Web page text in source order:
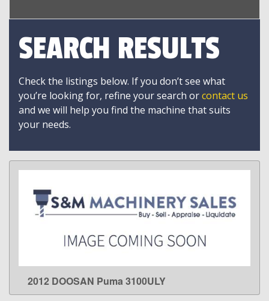
SEARCH RESULTS
Check the listings below. If you don’t see what
you’re looking for, refine your search orcontact us
and we will help you find the machine that suits
your needs.
LEARN MORE
2012 DOOSAN Puma 3100ULY